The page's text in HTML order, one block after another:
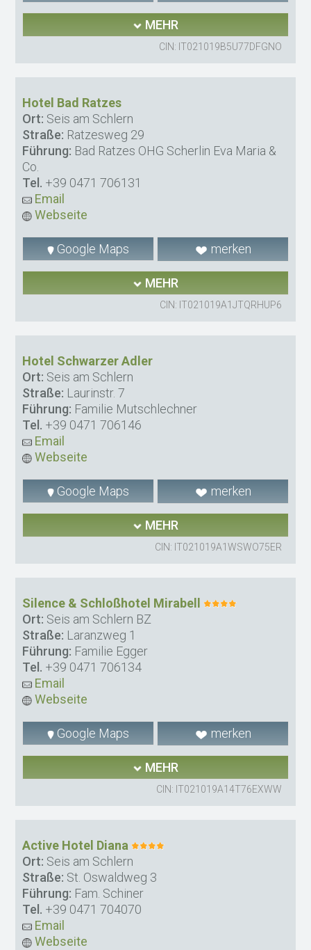
MEHR
CIN: IT021019B5U77DFGNO
Hotel Bad Ratzes
Ort: Seis am Schlern
Straße: Ratzesweg 29
Führung: Bad Ratzes OHG Scherlin Eva Maria &
Co.
Tel. +39 0471 706131
Email
Webseite
Google Maps merken
MEHR
CIN: IT021019A1JTQRHUP6
Hotel Schwarzer Adler
Ort: Seis am Schlern
Straße: Laurinstr. 7
Führung: Familie Mutschlechner
Tel. +39 0471 706146
Email
Webseite
Google Maps merken
MEHR
CIN: IT021019A1WSWO75ER
Silence & Schloßhotel Mirabell
Ort: Seis am Schlern BZ
Straße: Laranzweg 1
Führung: Familie Egger
Tel. +39 0471 706134
Email
Webseite
Google Maps merken
MEHR
CIN: IT021019A14T76EXWW
Active Hotel Diana
Ort: Seis am Schlern
Straße: St. Oswaldweg 3
Führung: Fam. Schiner
Tel. +39 0471 704070
Email
Webseite